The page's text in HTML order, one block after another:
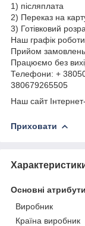
1) післяплата
2) Переказ на
3) Готівковий
Наш графік
Прийом
Працюємо без
Телефони: +
380679265505
Наш сайт
Приховати
Основні атрибути
Виробник
Країна виробник